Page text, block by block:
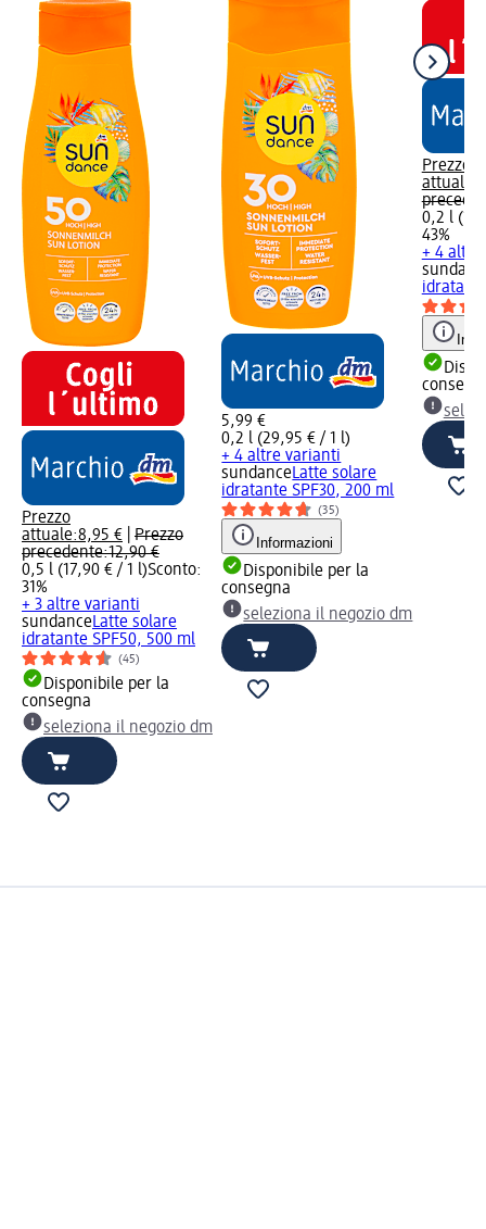
Prezzo
attuale:8,95 €
Prezzo
precedente:12,90 €
0,5 l (17,90 € / 1 l)Sconto:
31%
+ 3 altre varianti
sundanceLatte solare
idratante SPF50, 500 ml
(45)
Disponibile per la
consegna
seleziona il negozio dm
5,99 €
0,2 l (29,95 € / 1 l)
+ 4 altre varianti
sundanceLatte solare
idratante SPF30, 200 ml
(35)
Informazioni
Disponibile per la
consegna
seleziona il negozio dm
Prezzo
attuale:
0,2 l
43%
+ 4